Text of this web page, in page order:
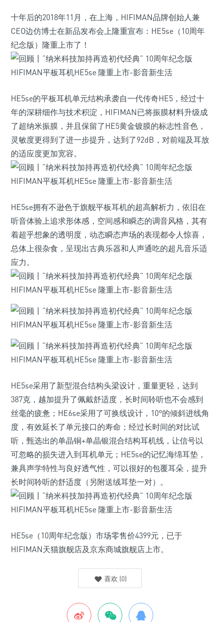
十年后的2018年11月，在上海，HIFIMAN品牌创始人兼
CEO边仿博士在新品发布会上隆重宣布：HE5se（10周年
纪念版）隆重上市了！
HE5se的平板耳机单元结构承袭自一代传奇HE5，经过十
年的深耕细作与技术积淀，HIFIMAN已将振膜材料升级成
了超纳米振膜，并且保留了HE5黄金镀膜的标志性音色，
灵敏度更得到了进一步提升，达到了92dB，对前端及耳放
的适应度更加宽容。
HE5se拥有不逊色于旗舰平板耳机的超高解析力，依旧在
听音体验上追求形体感，空间感和瞬态的调音风格，其有
着超乎想象的透明度，动态瞬态声场的表现都令人惊喜，
总体上很杂食，呈现出古典乐器和人声通吃的超凡音乐适
应力。
HE5se采用了新型混合结构头梁设计，重量更轻，达到
387克，越加提升了佩戴舒适度，长时间聆听也不会感到
丝毫的疲惫；HE6se采用了可换线设计，10°的倾斜进线角
度，有效延长了单元接口的寿命；经过长时间的对比试
听，甄选出的单晶铜+单晶银混合结构耳机线，让信号以
可忽略的损失进入到耳机单元；HE5se的记忆海绵耳垫，
兼具声学特性与良好透气性，可以很好的包覆耳朵，提升
长时间聆听的舒适度（另附送绒耳垫一对）。
HE5se（10周年纪念版）市场零售价4399元，已于
HIFIMAN天猫旗舰店及京东商城旗舰店上市。
喜欢 (0)